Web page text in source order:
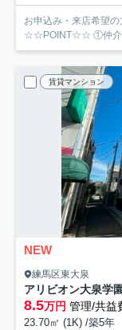
お申込み・来店希望
☆☆POINT☆☆ ①仲介
賃貸マンション
NEW
練馬区東大泉
アリビオン大泉学園
8.5万円 管理/共益
23.70㎡ (1K) /築5年